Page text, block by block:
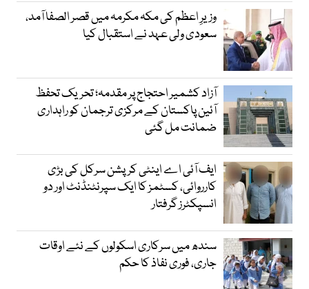
وزیرِ اعظم کی مکہ مکرمہ میں قصر الصفا آمد،
سعودی ولی عہد نے استقبال کیا
آزاد کشمیر احتجاج پر مقدمہ؛ تحریک تحفظ
آئین پاکستان کے مرکزی ترجمان کو راہداری
ضمانت مل گئی
ایف آئی اے اینٹی کرپشن سرکل کی بڑی
کارروائی، کسٹمز کا ایک سپرنٹنڈنٹ اور دو
انسپکٹرز گرفتار
سندھ میں سرکاری اسکولوں کے نئے اوقات
جاری، فوری نفاذ کا حکم